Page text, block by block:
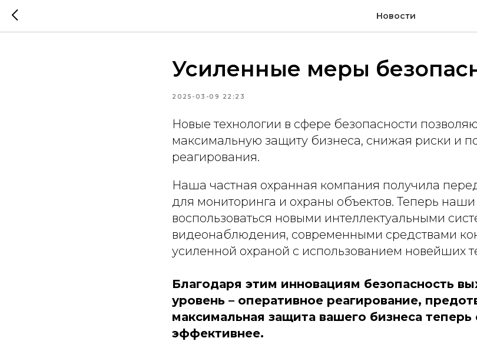
Новости
Усиленные меры
2025-03-09 22:23
Новые технологии в сфере безопасности
максимальную защиту бизнеса, снижая риски и
реагирования.
Наша частная охранная компания получила
для мониторинга и охраны объектов. Теперь наши
воспользоваться новыми интеллектуальными
видеонаблюдения, современными средствами
усиленной охраной с использованием новейших
Благодаря этим инновациям безопасность
уровень – оперативное реагирование,
максимальная защита вашего бизнеса
эффективнее.